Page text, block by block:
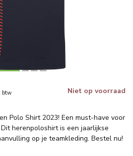
btw Niet op voorraad
Polo Shirt 2023! Een must-have voor
herenpoloshirt is een jaarlijkse
op je teamkleding. Bestel nu!